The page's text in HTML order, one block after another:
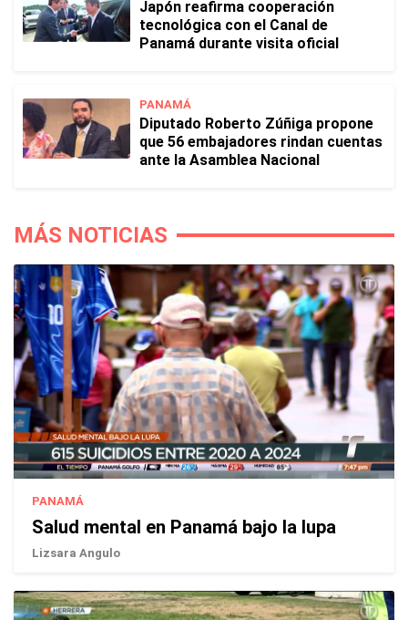
Japón reafirma cooperación
tecnológica con el Canal de
Panamá durante visita oficial
PANAMÁ
Diputado Roberto Zúñiga propone
que 56 embajadores rindan cuentas
ante la Asamblea Nacional
MÁS NOTICIAS
PANAMÁ
Salud mental en Panamá bajo la lupa
Lizsara Angulo